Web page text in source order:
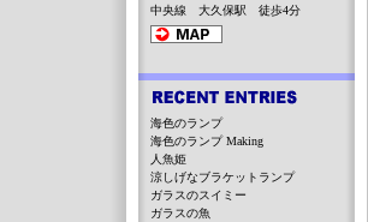
中央線 大久保駅 徒歩4分
海色のランプ
海色のランプ Making
人魚姫
涼しげなブラケットランプ
ガラスのスイミー
ガラスの魚